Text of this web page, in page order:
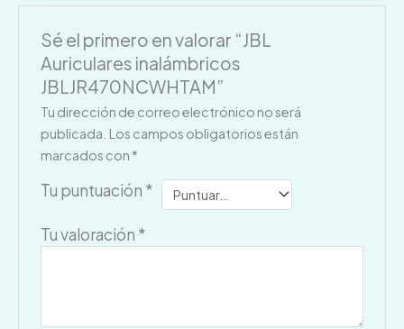
Sé el primero en valorar “JBL
Auriculares inalámbricos
JBLJR470NCWHTAM”
Tu dirección de correo electrónico no será
publicada. Los campos obligatorios están
marcados con *
Tu puntuación *
Tu valoración *